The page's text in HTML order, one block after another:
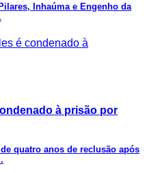
Inhaúma e Engenho da
à prisão por
quatro anos de reclusão após